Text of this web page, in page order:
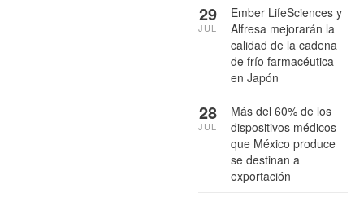
Ember LifeSciences y
Alfresa mejorarán la
calidad de la cadena
de frío farmacéutica
en Japón
29
JUL
Más del 60% de los
dispositivos médicos
que México produce
se destinan a
exportación
28
JUL